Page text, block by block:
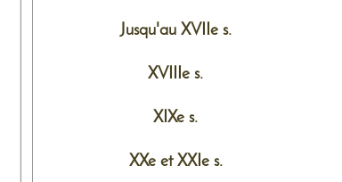
Jusqu'au XVIIe s.
XVIIIe s.
XIXe s.
XXe et XXIe s.